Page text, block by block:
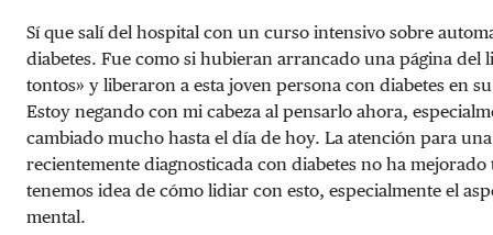
Sí que salí del hospital con un curso intensivo sobre
diabetes. Fue como si hubieran arrancado una página del
tontos» y liberaron a esta joven persona con diabetes en
Estoy negando con mi cabeza al pensarlo ahora,
cambiado mucho hasta el día de hoy. La atención para
recientemente diagnosticada con diabetes no ha
tenemos idea de cómo lidiar con esto, especialmente el
mental.